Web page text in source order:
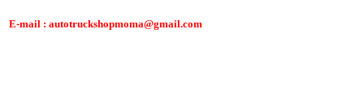
E-mail : autotruckshopmoma@gmail.com